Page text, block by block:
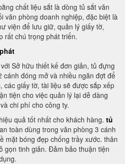
chất liệu sắt là dòng tủ sắt văn
văn phòng doanh nghiệp, đặc biệt là
viện để lưu giữ, quản lý giấy tờ,
rất chú trọng phát triển.
Sở hữu thiết kế đơn giản, tủ đựng
cánh đóng mở và nhiều ngăn đợt để
các giấy tờ, tài liệu sẽ được sắp xếp
tiện cho việc quản lý lại dễ dàng
chi phí cho công ty.
quả tốt nhất cho khách hàng. tủ
toàn dùng trong văn phòng 3 cánh
mặt bóng đẹp chống trầy xước. thân
gọn tinh giản. Đảm bảo thuận tiện